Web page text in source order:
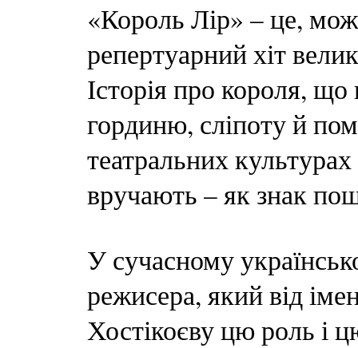
«Король Лір» – це,
репертуарний хіт
Історія про короля, що
гординю, сліпоту й
театральних
вручають – як знак
У сучасному
режисера, який від
Хостікоєву цю роль і